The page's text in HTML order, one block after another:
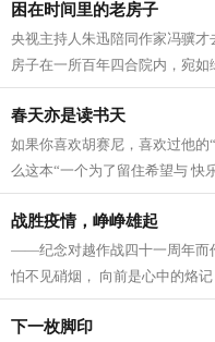
困在时间里的老房子
央视主持人朱迅陪同作家冯骥
房子在一所百年四合院内，宛如
冯骥才深情地望着换了主人的小
春天亦是读书天
如果你喜欢胡赛尼，喜欢过他
么这本“一个为了留住希望与 快
惧”的《灿烂千阳》更值得一读...
战胜疫情，峥峥雄起
——纪念对越作战四十一周年而
怕不见硝烟， 向前是心中的烙
战豪里 仍然有男儿血性荡涤 挺
下一枚脚印